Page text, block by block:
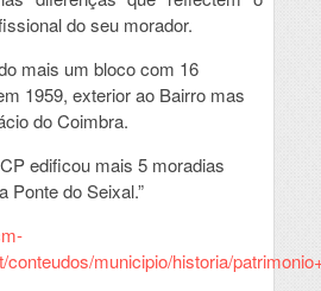
do seu morador.
mais um bloco com 16
1959, exterior ao Bairro mas
do Coimbra.
edificou mais 5 moradias
Ponte do Seixal.”
conteudos/municipio/historia/